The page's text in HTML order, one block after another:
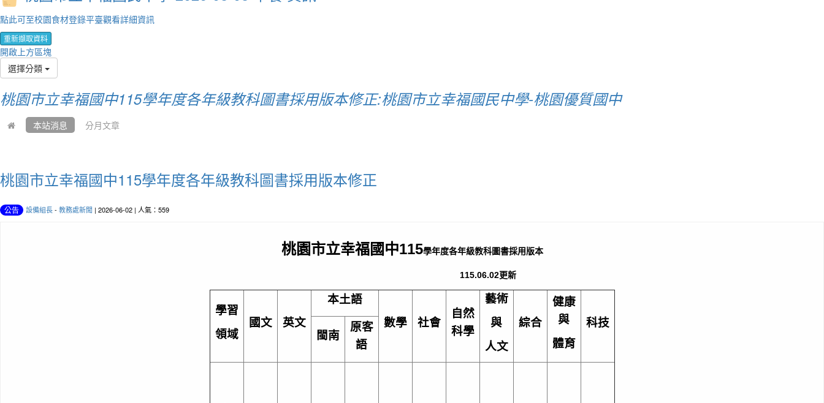
點此可至校園食材登錄平臺觀看詳細資訊
重新擷取資料
開啟上方區塊
選擇分類
桃園市立幸福國中115學年度各年級教科圖書採用版本修正:桃園市立幸福國民中學-桃園優質國中
本站消息 分月文章
桃園市立幸福國中115學年度各年級教科圖書採用版本修正
公告 設備組長- 教務處新聞 | 2026-06-02 | 人氣：559
桃園市立幸福國中115學年度各年級教科圖書採用版本
115.06.02更新
學習
領域
國文 英文
本土語
數學
社會
自然
科學
藝術
與
人文
綜合
健康
與
體育
科技
閩南
原客
語